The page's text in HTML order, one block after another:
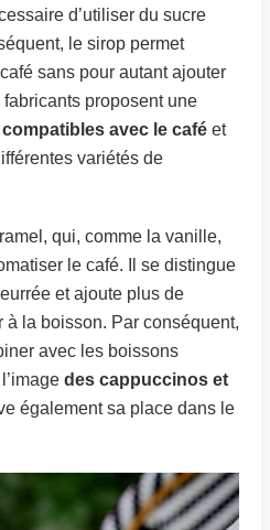
d’utiliser du sucre
le sirop permet
sans pour autant ajouter
proposent une
compatibles avec le café et
variétés de
qui, comme la vanille,
le café. Il se distingue
et ajoute plus de
à la boisson. Par conséquent,
avec les boissons
des cappuccinos et
également sa place dans le